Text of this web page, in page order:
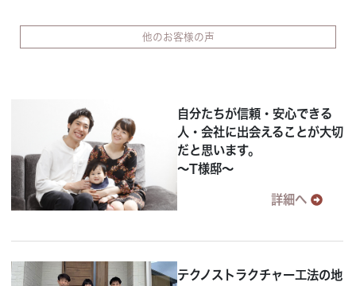
他のお客様の声
自分たちが信頼・安心できる
人・会社に出会えることが大切
だと思います。
～T様邸～
詳細へ
テクノストラクチャー工法の地